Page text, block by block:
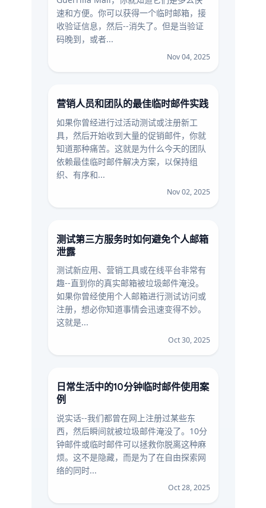
速和方便。你可以获得一个临时邮箱，接
收验证信息，然后--消失了。但是当验证
码晚到，或者...
Nov 04, 2025
营销人员和团队的最佳临时邮件实践
如果你曾经进行过活动测试或注册新工
具，然后开始收到大量的促销邮件，你就
知道那种痛苦。这就是为什么今天的团队
依赖最佳临时邮件解决方案，以保持组
织、有序和...
Nov 02, 2025
测试第三方服务时如何避免个人邮箱
泄露
测试新应用、营销工具或在线平台非常有
趣--直到你的真实邮箱被垃圾邮件淹没。
如果你曾经使用个人邮箱进行测试访问或
注册，想必你知道事情会迅速变得不妙。
这就是...
Oct 30, 2025
日常生活中的10分钟临时邮件使用案
例
说实话--我们都曾在网上注册过某些东
西，然后瞬间就被垃圾邮件淹没了。10分
钟邮件或临时邮件可以拯救你脱离这种麻
烦。这不是隐藏，而是为了在自由探索网
络的同时...
Oct 28, 2025